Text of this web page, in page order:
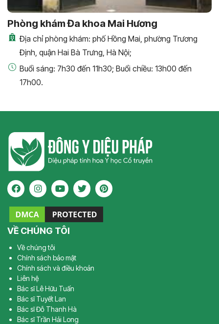
Phòng khám Đa khoa Mai Hương
Địa chỉ phòng khám: phố Hồng Mai, phường Trương
Định, quận Hai Bà Trưng, Hà Nội;
Buổi sáng: 7h30 đến 11h30; Buổi chiều: 13h00 đến
17h00.
VỀ CHÚNG TÔI
Về chúng tôi
Chính sách bảo mật
Chính sách và điều khoản
Liên hệ
Bác sĩ Lê Hữu Tuấn
Bác sĩ Tuyết Lan
Bác sĩ Đỗ Thanh Hà
Bác sĩ Trần Hải Long